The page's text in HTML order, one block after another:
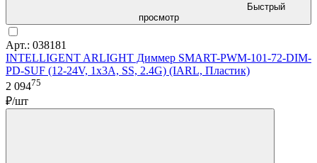
Быстрый
просмотр
Арт.: 038181
INTELLIGENT ARLIGHT Диммер SMART-PWM-101-72-DIM-
PD-SUF (12-24V, 1x3A, SS, 2.4G) (IARL, Пластик)
2 09475
₽/шт